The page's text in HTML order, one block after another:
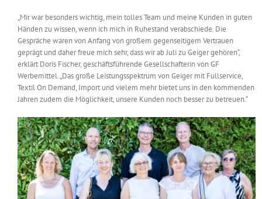
Wissen
Product Guide
Jobshop
Suche
nach:
„Mir war besonders wichtig, mein tolles Team und meine Kunden in guten
Händen zu wissen, wenn ich mich in Ruhestand verabschiede. Die
Gespräche waren von Anfang von großem gegenseitigem Vertrauen
geprägt und daher freue mich sehr, dass wir ab Juli zu Geiger gehören“,
erklärt Doris Fischer, geschäftsführende Gesellschafterin von GF
Werbemittel. „Das große Leistungsspektrum von Geiger mit Fullservice,
Textil On Demand, Import und vielem mehr bietet uns in den kommenden
Jahren zudem die Möglichkeit, unsere Kunden noch besser zu betreuen.“